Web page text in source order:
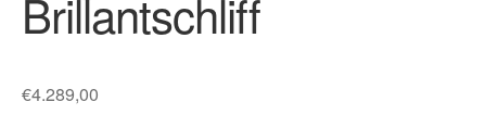
Brillantschliff
€4.289,00